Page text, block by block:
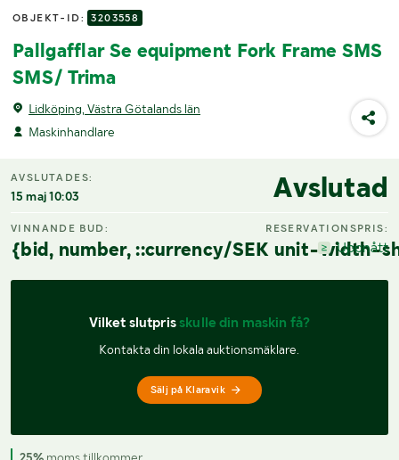
OBJEKT-ID: 3203558
Pallgafflar Se equipment Fork Frame SMS
SMS/ Trima
Lidköping, Västra Götalands län
Maskinhandlare
AVSLUTADES:
15 maj 10:03 Avslutad
VINNANDE BUD:
{bid, number, ::currency/SEK unit-width-
RESERVATIONSPRIS:
Uppnått
Vilket slutpris skulle din maskin få?
Kontakta din lokala auktionsmäklare.
Sälj på Klaravik